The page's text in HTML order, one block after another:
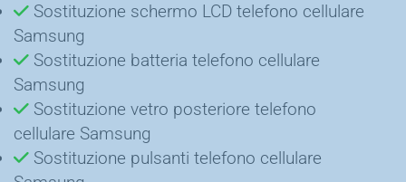
Sostituzione schermo LCD telefono cellulare
Samsung
Sostituzione batteria telefono cellulare
Samsung
Sostituzione vetro posteriore telefono
cellulare Samsung
Sostituzione pulsanti telefono cellulare